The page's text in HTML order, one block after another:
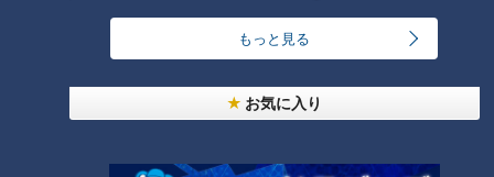
もっと見る
お気に入り
水をかけ、熱い蒸気を発生させ、さらにその蒸気を体に向けて
汗を促すサウナです。